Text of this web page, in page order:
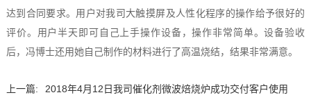
达到合同要求。用户对我司大触摸屏及人性化程序的操作给予很好的
评价。用户半天即可自己上手操作设备，操作非常简单。设备验收
后，冯博士还用她自己制作的材料进行了高温烧结，结果非常满意。
上一篇:
2018年4月12日我司催化剂微波焙烧炉成功交付客户使用